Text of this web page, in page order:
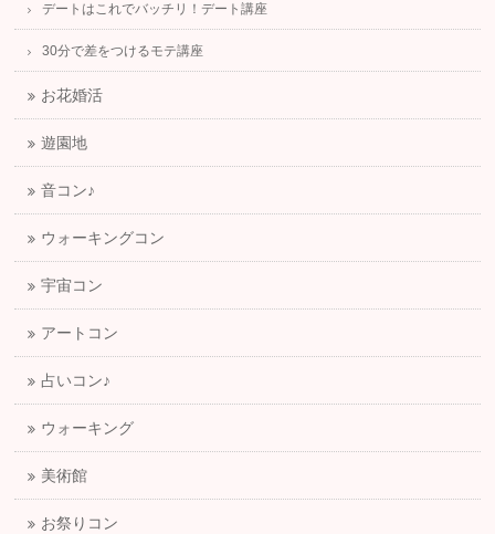
デートはこれでバッチリ！デート講座
30分で差をつけるモテ講座
お花婚活
遊園地
音コン♪
ウォーキングコン
宇宙コン
アートコン
占いコン♪
ウォーキング
美術館
お祭りコン